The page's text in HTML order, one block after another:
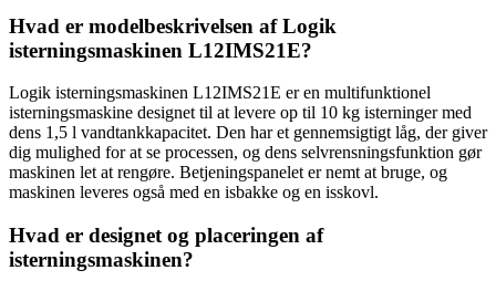
Hvad er modelbeskrivelsen af Logik
isterningsmaskinen L12IMS21E?
Logik isterningsmaskinen L12IMS21E er en multifunktionel
isterningsmaskine designet til at levere op til 10 kg isterninger med
dens 1,5 l vandtankkapacitet. Den har et gennemsigtigt låg, der giver
dig mulighed for at se processen, og dens selvrensningsfunktion gør
maskinen let at rengøre. Betjeningspanelet er nemt at bruge, og
maskinen leveres også med en isbakke og en isskovl.
Hvad er designet og placeringen af
isterningsmaskinen?